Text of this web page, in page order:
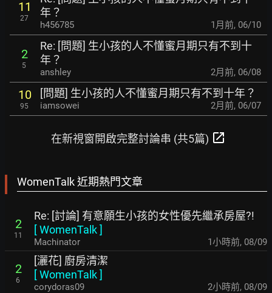
11
27
年？
h456785 1月前, 06/10
2
5
Re: [問題] 生小孩的人不懂蜜月期只有不到十
年？
anshley 2月前, 06/08
10
95
[問題] 生小孩的人不懂蜜月期只有不到十年？
iamsowei 2月前, 06/07
在新視窗開啟完整討論串 (共5篇) open_in_new
WomenTalk 近期熱門文章
2
11
Re: [討論] 有意願生小孩的女性優先繼承房屋?!
[WomenTalk]
Machinator 1小時前, 08/09
2
6
[灑花] 廚房清潔
[WomenTalk]
corydoras09 2小時前, 08/09